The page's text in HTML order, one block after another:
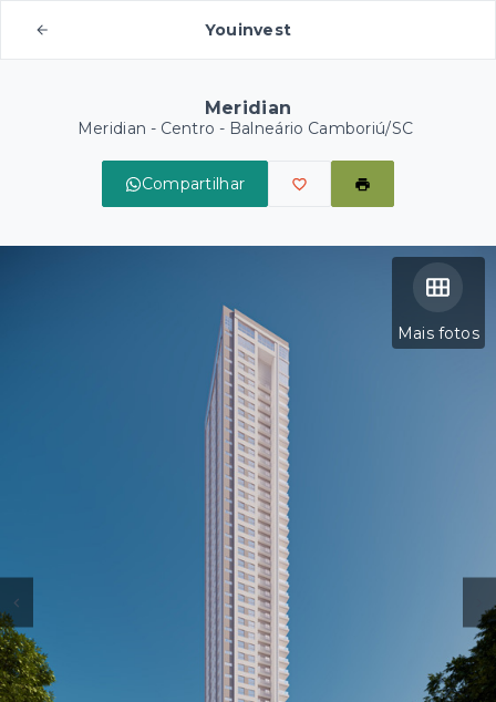
Youinvest
Meridian
Meridian - Centro - Balneário Camboriú/SC
Compartilhar
Mais fotos